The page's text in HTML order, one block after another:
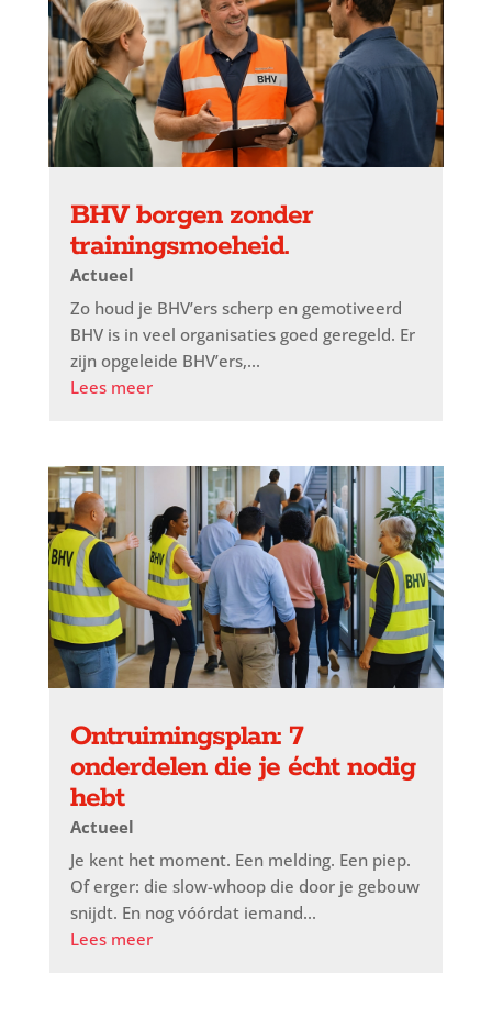
BHV borgen zonder
trainingsmoeheid.
Actueel
Zo houd je BHV’ers scherp en gemotiveerd
BHV is in veel organisaties goed geregeld. Er
zijn opgeleide BHV’ers,...
Lees meer
Ontruimingsplan: 7
onderdelen die je écht nodig
hebt
Actueel
Je kent het moment. Een melding. Een piep.
Of erger: die slow-whoop die door je gebouw
snijdt. En nog vóórdat iemand...
Lees meer